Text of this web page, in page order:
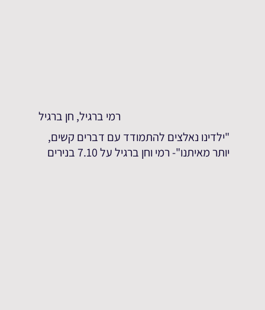
רמי ברגיל, חן ברגיל
"ילדינו נאלצים להתמודד עם דברים קשים,
יותר מאיתנו"- רמי וחן ברגיל על 7.10 בנירים